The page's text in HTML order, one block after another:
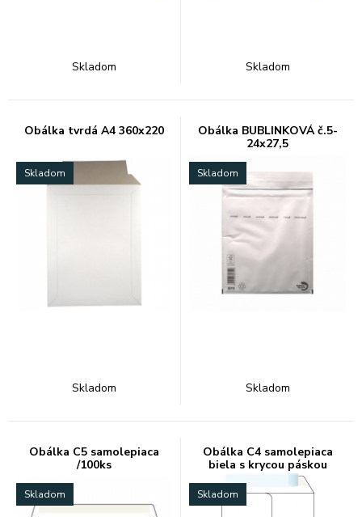
Skladom Skladom
Obálka tvrdá A4 360x220
Skladom
Skladom
Obálka BUBLINKOVÁ č.5-
24x27,5
Skladom
Skladom
Obálka C5 samolepiaca
/100ks
Skladom
Obálka C4 samolepiaca
biela s krycou páskou
Skladom